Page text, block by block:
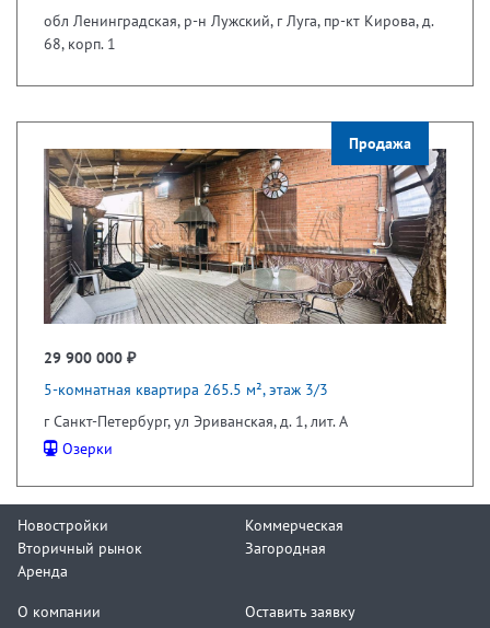
обл Ленинградская, р-н Лужский, г Луга, пр-кт Кирова, д.
68, корп. 1
Продажа
29 900 000 ₽
5-комнатная квартира 265.5 м², этаж 3/3
г Санкт-Петербург, ул Эриванская, д. 1, лит. А
Озерки
Новостройки
Вторичный рынок
Аренда
Коммерческая
Загородная
О компании
Оставить заявку